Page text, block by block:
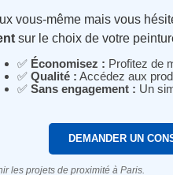
vous-même mais vous
sur le choix de votre
✅ Économisez : Profitez de
✅ Qualité : Accédez aux
✅ Sans engagement : Un
DEMANDER UN
les projets de proximité à Paris.